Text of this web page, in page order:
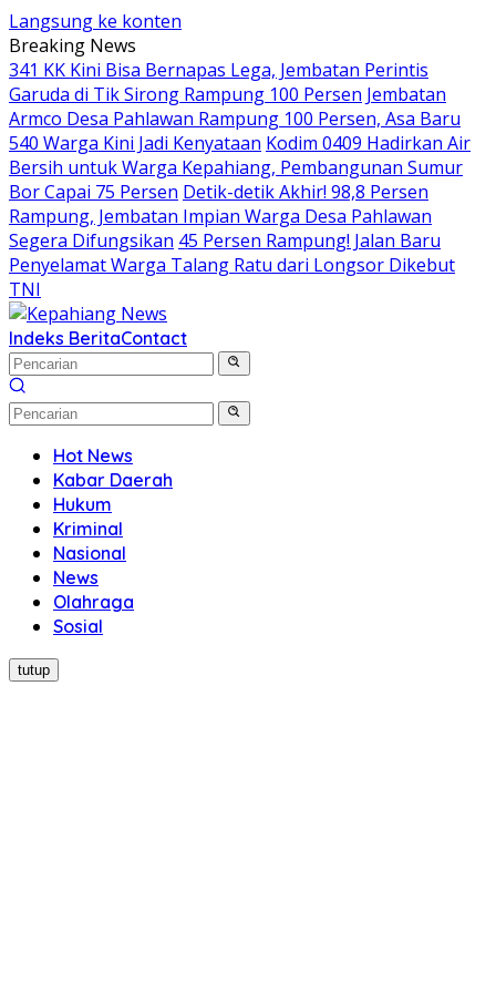
Langsung ke konten
Breaking News
341 KK Kini Bisa Bernapas Lega, Jembatan Perintis
Garuda di Tik Sirong Rampung 100 Persen Jembatan
Armco Desa Pahlawan Rampung 100 Persen, Asa Baru
540 Warga Kini Jadi Kenyataan Kodim 0409 Hadirkan Air
Bersih untuk Warga Kepahiang, Pembangunan Sumur
Bor Capai 75 Persen Detik-detik Akhir! 98,8 Persen
Rampung, Jembatan Impian Warga Desa Pahlawan
Segera Difungsikan 45 Persen Rampung! Jalan Baru
Penyelamat Warga Talang Ratu dari Longsor Dikebut
TNI
Indeks BeritaContact
Hot News
Kabar Daerah
Hukum
Kriminal
Nasional
News
Olahraga
Sosial
tutup